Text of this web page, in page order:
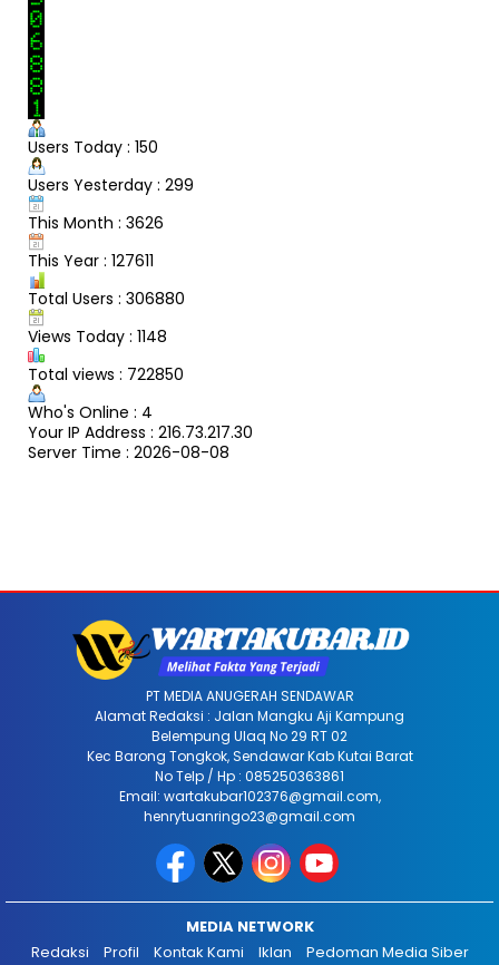
Users Today : 150
Users Yesterday : 299
This Month : 3626
This Year : 127611
Total Users : 306880
Views Today : 1148
Total views : 722850
Who's Online : 4
Your IP Address : 216.73.217.30
Server Time : 2026-08-08
PT MEDIA ANUGERAH SENDAWAR
Alamat Redaksi : Jalan Mangku Aji Kampung
Belempung Ulaq No 29 RT 02
Kec Barong Tongkok, Sendawar Kab Kutai Barat
No Telp / Hp : 085250363861
Email: wartakubar102376@gmail.com,
henrytuanringo23@gmail.com
MEDIA NETWORK
Redaksi
Profil Kontak Kami Iklan
Pedoman Media Siber